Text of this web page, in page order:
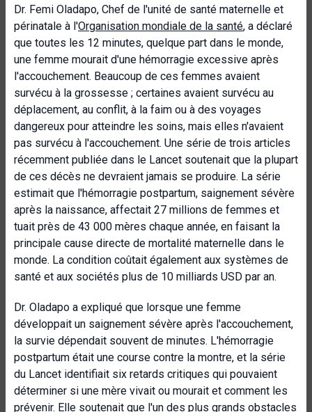
Dr. Femi Oladapo, Chef de l'unité de santé maternelle et
périnatale à l'Organisation mondiale de la santé, a déclaré
que toutes les 12 minutes, quelque part dans le monde,
une femme mourait d'une hémorragie excessive après
l'accouchement. Beaucoup de ces femmes avaient
survécu à la grossesse ; certaines avaient survécu au
déplacement, au conflit, à la faim ou à des voyages
dangereux pour atteindre les soins, mais elles n'avaient
pas survécu à l'accouchement. Une série de trois articles
récemment publiée dans le Lancet soutenait que la plupart
de ces décès ne devraient jamais se produire. La série
estimait que l'hémorragie postpartum, saignement sévère
après la naissance, affectait 27 millions de femmes et
tuait près de 43 000 mères chaque année, en faisant la
principale cause directe de mortalité maternelle dans le
monde. La condition coûtait également aux systèmes de
santé et aux sociétés plus de 10 milliards USD par an.
Dr. Oladapo a expliqué que lorsque une femme
développait un saignement sévère après l'accouchement,
la survie dépendait souvent de minutes. L'hémorragie
postpartum était une course contre la montre, et la série
du Lancet identifiait six retards critiques qui pouvaient
déterminer si une mère vivait ou mourait et comment les
prévenir. Elle soutenait que l'un des plus grands obstacles